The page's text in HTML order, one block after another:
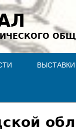
ВЫСТАВКИ